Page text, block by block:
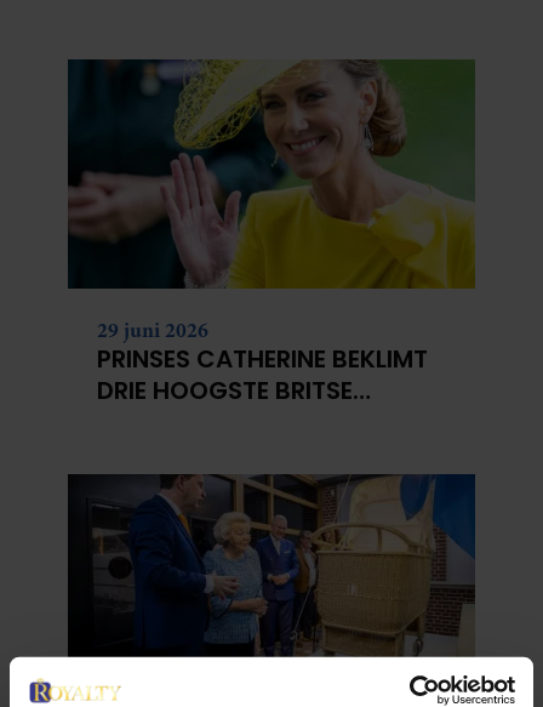
29 juni 2026
PRINSES CATHERINE BEKLIMT
DRIE HOOGSTE BRITSE